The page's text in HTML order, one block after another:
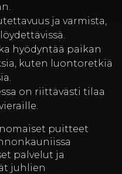
ja varmista,
hyödyntää paikan
kuten luontoretkiä
on riittävästi tilaa
puitteet
palvelut ja
juhlien